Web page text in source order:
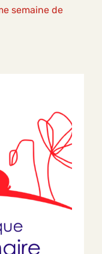
semaine de